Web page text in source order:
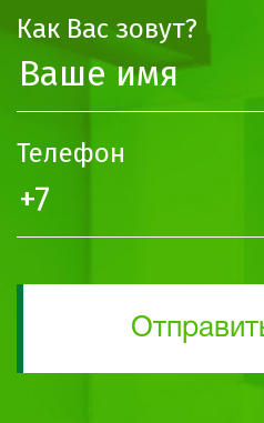
Как Вас зовут?
Телефон